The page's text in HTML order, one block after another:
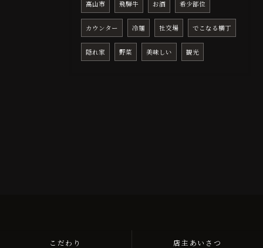
高山市 飛騨牛 お酒 希少部位
カウンター 冷麺 社交場 でこなる横丁
隠れ家 野菜 美味しい 観光
こだわり 店主あいさつ